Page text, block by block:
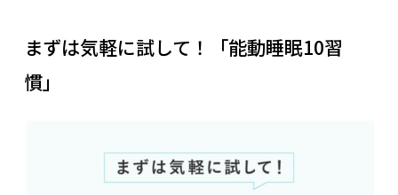
まずは気軽に試して！「能動睡眠10習
慣」